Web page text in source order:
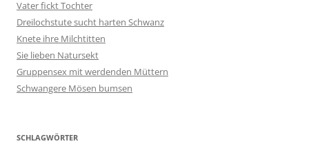
Vater fickt Tochter
Dreilochstute sucht harten Schwanz
Knete ihre Milchtitten
Sie lieben Natursekt
Gruppensex mit werdenden Müttern
Schwangere Mösen bumsen
SCHLAGWÖRTER